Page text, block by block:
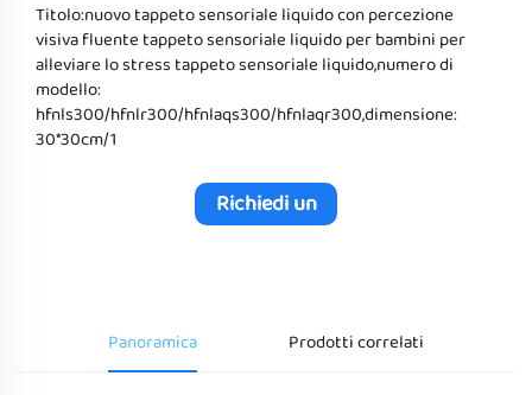
Titolo:nuovo tappeto sensoriale liquido con percezione
visiva fluente tappeto sensoriale liquido per bambini per
alleviare lo stress tappeto sensoriale liquido,numero di
modello:
hfnls300/hfnlr300/hfnlaqs300/hfnlaqr300,dimensione:
30*30cm/1
Richiedi un
Panoramica Prodotti correlati